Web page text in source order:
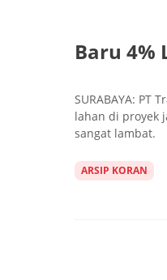
Baru 4%
SURABAYA: PT
lahan di proyek
sangat lambat.
ARSIP KORAN